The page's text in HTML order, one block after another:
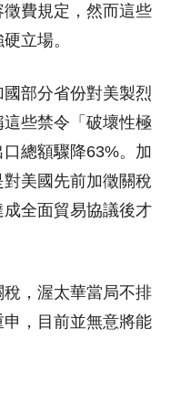
費規定，然而這些
立場。
部分省份對美製烈
些禁令「破壞性極
總額驟降63%。加
美國先前加徵關稅
全面貿易協議後才
，渥太華當局不排
，目前並無意將能